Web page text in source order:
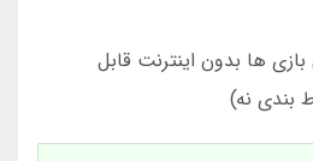
ها بدون اینترنت قابل
بندی نه)